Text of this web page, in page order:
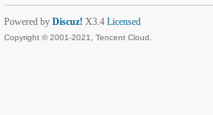
Powered by Discuz! X3.4 Licensed
Copyright © 2001-2021, Tencent Cloud.